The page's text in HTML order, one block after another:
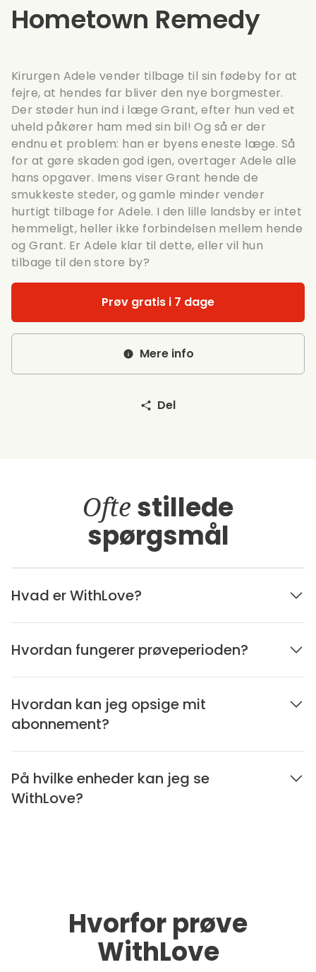
Hometown Remedy
Kirurgen Adele vender tilbage til sin fødeby for at
fejre, at hendes far bliver den nye borgmester.
Der støder hun ind i læge Grant, efter hun ved et
uheld påkører ham med sin bil! Og så er der
endnu et problem: han er byens eneste læge. Så
for at gøre skaden god igen, overtager Adele alle
hans opgaver. Imens viser Grant hende de
smukkeste steder, og gamle minder vender
hurtigt tilbage for Adele. I den lille landsby er intet
hemmeligt, heller ikke forbindelsen mellem hende
og Grant. Er Adele klar til dette, eller vil hun
tilbage til den store by?
Prøv gratis i 7 dage
Mere info
Del
Ofte stillede
spørgsmål
Hvad er WithLove?
Hvordan fungerer prøveperioden?
Hvordan kan jeg opsige mit
abonnement?
På hvilke enheder kan jeg se
WithLove?
Hvorfor prøve
WithLove